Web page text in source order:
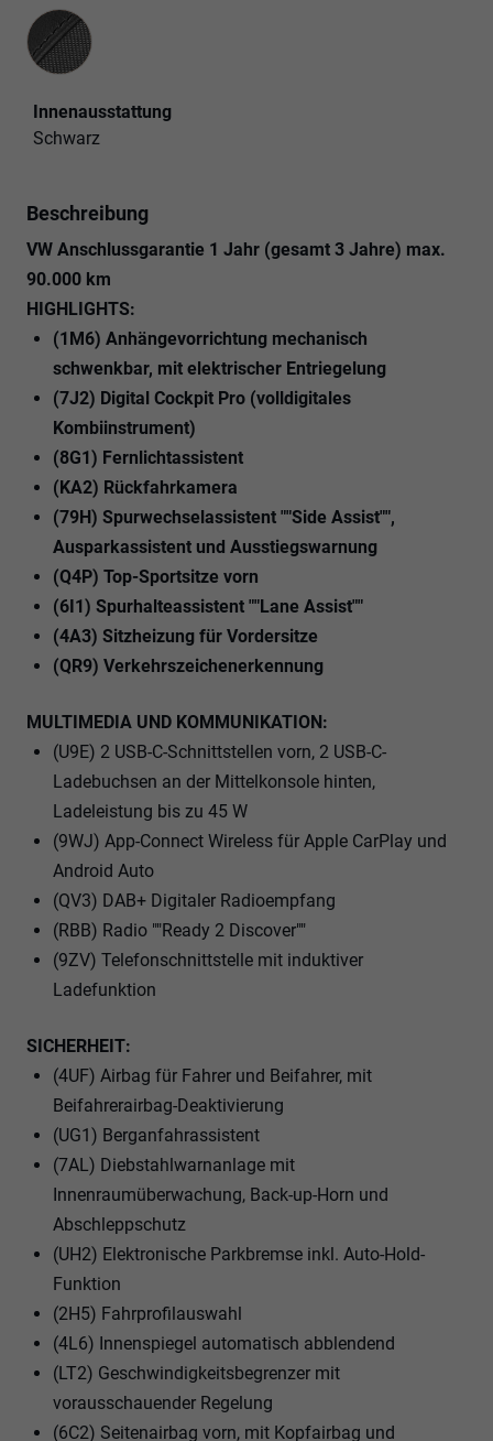
Innenausstattung
Innenausstattung
Schwarz
Beschreibung
VW Anschlussgarantie 1 Jahr (gesamt 3 Jahre) max.
90.000 km
HIGHLIGHTS:
(1M6) Anhängevorrichtung mechanisch
schwenkbar, mit elektrischer Entriegelung
(7J2) Digital Cockpit Pro (volldigitales
Kombiinstrument)
(8G1) Fernlichtassistent
(KA2) Rückfahrkamera
(79H) Spurwechselassistent ""Side Assist"",
Ausparkassistent und Ausstiegswarnung
(Q4P) Top-Sportsitze vorn
(6I1) Spurhalteassistent ""Lane Assist""
(4A3) Sitzheizung für Vordersitze
(QR9) Verkehrszeichenerkennung
MULTIMEDIA UND KOMMUNIKATION:
(U9E) 2 USB-C-Schnittstellen vorn, 2 USB-C-
Ladebuchsen an der Mittelkonsole hinten,
Ladeleistung bis zu 45 W
(9WJ) App-Connect Wireless für Apple CarPlay und
Android Auto
(QV3) DAB+ Digitaler Radioempfang
(RBB) Radio ""Ready 2 Discover""
(9ZV) Telefonschnittstelle mit induktiver
Ladefunktion
SICHERHEIT:
(4UF) Airbag für Fahrer und Beifahrer, mit
Beifahrerairbag-Deaktivierung
(UG1) Berganfahrassistent
(7AL) Diebstahlwarnanlage mit
Innenraumüberwachung, Back-up-Horn und
Abschleppschutz
(UH2) Elektronische Parkbremse inkl. Auto-Hold-
Funktion
(2H5) Fahrprofilauswahl
(4L6) Innenspiegel automatisch abblendend
(LT2) Geschwindigkeitsbegrenzer mit
vorausschauender Regelung
(6C2) Seitenairbag vorn, mit Kopfairbag und